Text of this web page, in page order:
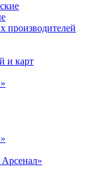
производителей
и карт